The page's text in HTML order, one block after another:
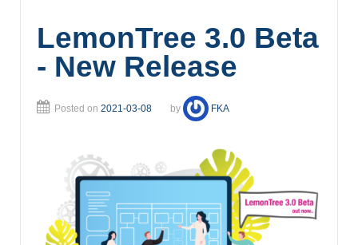
LemonTree 3.0 Beta
- New Release
Posted on 2021-03-08 by FKA